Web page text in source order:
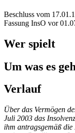
Beschluss vom
Fassung InsO vor
Wer spielt
Um was es
Verlauf
Über das Vermögen
Juli 2003 das
ihm antragsgemäß